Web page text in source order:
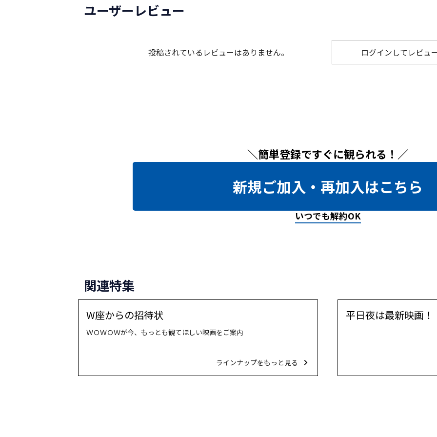
ユーザーレビュー
投稿されているレビューはありません。 ログインしてレビュ
＼簡単登録ですぐに観られる！／
新規ご加入・再加入はこちら
いつでも解約OK
関連特集
W座からの招待状
ＷＯＷＯＷが今、もっとも観てほしい映画をご案内
ラインナップをもっと見る
平日夜は最新映画！